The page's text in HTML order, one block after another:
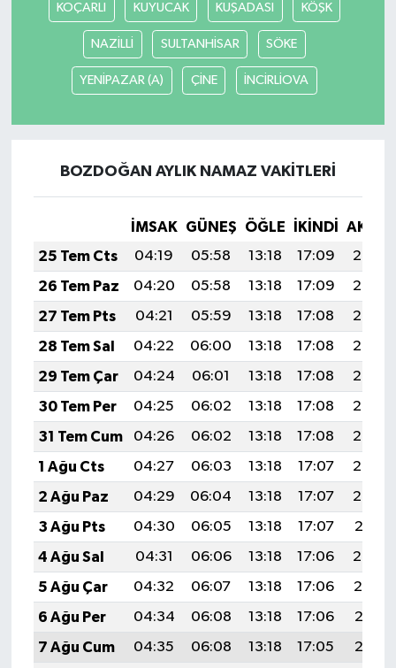
KOÇARLI KUYUCAK KUŞADASI KÖŞK
NAZİLLİ SULTANHİSAR SÖKE
YENİPAZAR (A) ÇİNE İNCİRLİOVA
BOZDOĞAN AYLIK NAMAZ VAKITLERI
İMSAK GÜNEŞ ÖĞLE İKINDI
25 Tem Cts
04:19 05:58 13:18 17:09
20:29
26 Tem Paz
04:20 05:58 13:18 17:09
20:28
27 Tem Pts
04:21 05:59 13:18 17:08
20:28
28 Tem Sal
04:22 06:00 13:18 17:08
20:27
29 Tem Çar
04:24 06:01 13:18 17:08
20:26
30 Tem Per
04:25 06:02 13:18 17:08
20:25
31 Tem Cum
04:26 06:02 13:18 17:08
20:24
1 Ağu Cts
04:27 06:03 13:18 17:07
20:23
2 Ağu Paz
04:29 06:04 13:18 17:07
20:22
3 Ağu Pts
04:30 06:05 13:18 17:07
20:21
4 Ağu Sal
04:31 06:06 13:18 17:06
20:20
5 Ağu Çar
04:32 06:07 13:18 17:06
20:19
6 Ağu Per
04:34 06:08 13:18 17:06
20:18
7 Ağu Cum
04:35 06:08 13:18 17:05
20:17